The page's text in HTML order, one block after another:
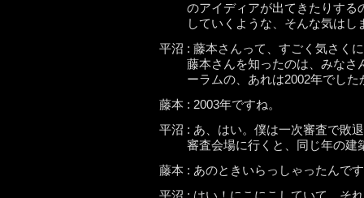
のアイディアが出てきたりする
していくような、そんな気はし
平沼 : 藤本さんって、すごく気さく
藤本さんを知ったのは、みなさ
ーラムの、あれは2002年でした
藤本 : 2003年ですね。
平沼 : あ、はい。僕は一次審査で敗
審査会場に行くと、同じ年の建
藤本 : あのときいらっしゃったんで
平沼 : はい！にこにこしていて、そ